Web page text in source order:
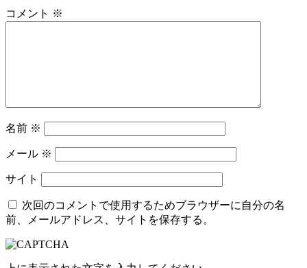
コメント ※
名前 ※
メール ※
サイト
次回のコメントで使用するためブラウザーに自分の名
前、メールアドレス、サイトを保存する。